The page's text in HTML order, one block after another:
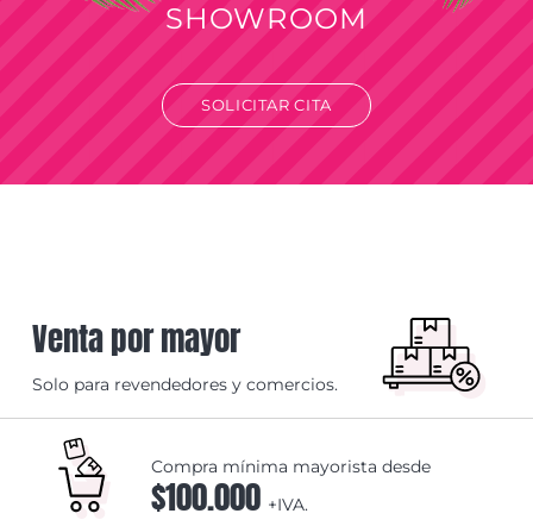
SHOWROOM
SOLICITAR CITA
Venta por mayor
Solo para revendedores y comercios.
Compra mínima mayorista desde
$100.000 +IVA.